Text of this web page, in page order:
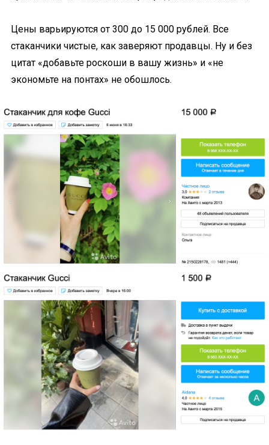
Цены варьируются от 300 до 15 000 рублей. Все
стаканчики чистые, как заверяют продавцы. Ну и без
цитат «добавьте роскоши в вашу жизнь» и «не
экономьте на понтах» не обошлось.